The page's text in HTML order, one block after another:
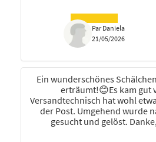
Par Daniela
21/05/2026
Ein wunderschönes
erträumt!😊Es kam gut
Versandtechnisch hat wohl
der Post. Umgehend wurde
gesucht und gelöst.